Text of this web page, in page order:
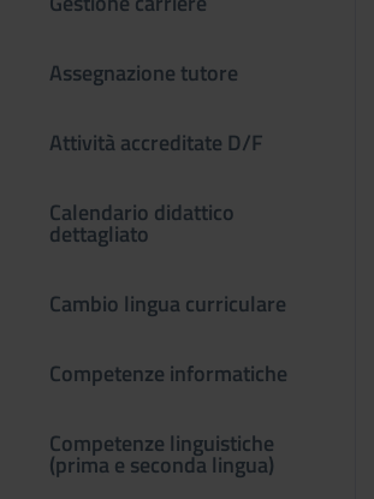
Assegnazione tutore
Attività accreditate D/F
Calendario didattico
dettagliato
Cambio lingua curriculare
Competenze informatiche
Competenze linguistiche
(prima e seconda lingua)